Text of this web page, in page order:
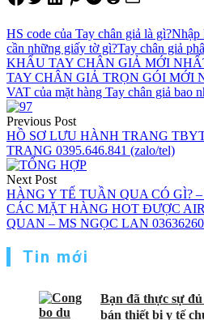
HS code của Tay chân giả là gì?Nhập
cần những giấy tờ gì?Tay chân giả
KHẨU TAY CHÂN GIẢ MỚI
TAY CHÂN GIẢ TRỌN GÓI MỚI
VAT của mặt hàng Tay chân giả bao
Điều
hướng
bài
viết
Previous Post
HỒ SƠ LƯU HÀNH TRANG
TRANG 0395.646.841 (zalo/tel)
Next Post
HÀNG Y TẾ TUẦN QUA CÓ GÌ?
CÁC MẶT HÀNG HOT ĐƯỢC
QUAN – MS NGỌC LAN
Tin mới
Bạn đã thực sự
bán thiết bị y tế